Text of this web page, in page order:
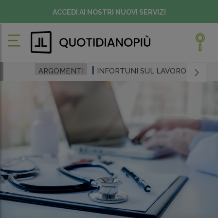
ACCEDI AI NOSTRI NUOVI SERVIZI
ARGOMENTI INFORTUNI SUL LAVORO